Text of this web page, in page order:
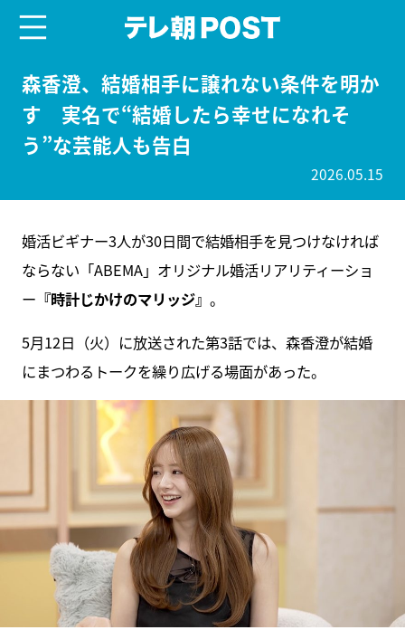
森香澄、結婚相手に譲れない条件を明か
す 実名で“結婚したら幸せになれそ
う”な芸能人も告白
2026.05.15
婚活ビギナー3人が30日間で結婚相手を見つけなければ
ならない「ABEMA」オリジナル婚活リアリティーショ
ー 『時計じかけのマリッジ』 。
5月12日（火）に放送された第3話では、森香澄が結婚
にまつわるトークを繰り広げる場面があった。